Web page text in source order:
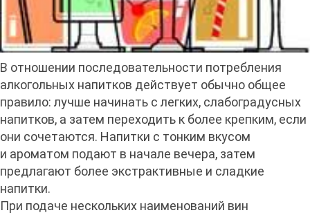
В отношении последовательности потребления
алкогольных напитков действует обычно общее
правило: лучше начинать с легких, слабоградусных
напитков, а затем переходить к более крепким, если
они сочетаются. Напитки с тонким вкусом
и ароматом подают в начале вечера, затем
предлагают более экстрактивные и сладкие
напитки.
При подаче нескольких наименований вин